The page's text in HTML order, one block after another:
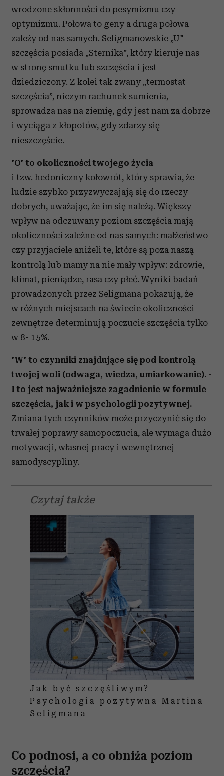
wrodzone skłonności do pesymizmu czy
optymizmu. Połowa to geny a druga połowa
zależy od nas samych. Seligmanowskie „U"
szczęścia posiada „Sternika”, który kieruje nas
w stronę smutku lub szczęścia i jest
dziedziczony. Z kolei tak zwany „termostat
szczęścia”, niczym rachunek sumienia,
sprowadza nas na ziemię, gdy jest nam za dobrze
i wyciąga z kłopotów, gdy zdarzy się
nieszczęście.
"O" to okoliczności twojego życia
i tzw. hedoniczny kołowrót, który sprawia, że
ludzie szybko przyzwyczajają się do rzeczy
dobrych, uważając, że im się należą. Większy
wpływ na odczuwany poziom szczęścia mają
okoliczności zależne od nas samych: małżeństwo
czy przyjaciele aniżeli te, które są poza naszą
kontrolą lub mamy na nie mały wpływ: zdrowie,
klimat, pieniądze, rasa czy płeć. Wyniki badań
prowadzonych przez Seligmana pokazują, że
w różnych miejscach na świecie okoliczności
zewnętrze determinują poczucie szczęścia tylko
w 8- 15%.
"W" to czynniki znajdujące się pod kontrolą
twojej woli (odwaga, wiedza, umiarkowanie). -
I to jest najważniejsze zagadnienie w formule
szczęścia, jak i w psychologii pozytywnej.
Zmiana tych czynników może przyczynić się do
trwałej poprawy samopoczucia, ale wymaga dużo
motywacji, własnej pracy i wewnętrznej
samodyscypliny.
Czytaj także
Jak być szczęśliwym?
Psychologia pozytywna Martina
Seligmana
Co podnosi, a co obniża poziom
szczęścia?